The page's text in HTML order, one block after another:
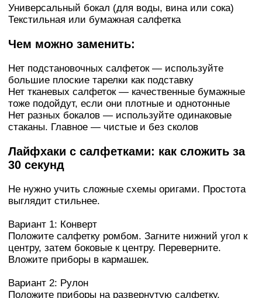
Универсальный бокал (для воды, вина или сока)
Текстильная или бумажная салфетка
Чем можно заменить:
Нет подстановочных салфеток — используйте
большие плоские тарелки как подставку
Нет тканевых салфеток — качественные бумажные
тоже подойдут, если они плотные и однотонные
Нет разных бокалов — используйте одинаковые
стаканы. Главное — чистые и без сколов
Лайфхаки с салфетками: как сложить за
30 секунд
Не нужно учить сложные схемы оригами. Простота
выглядит стильнее.
Вариант 1: Конверт
Положите салфетку ромбом. Загните нижний угол к
центру, затем боковые к центру. Переверните.
Вложите приборы в кармашек.
Вариант 2: Рулон
Положите приборы на развернутую салфетку.